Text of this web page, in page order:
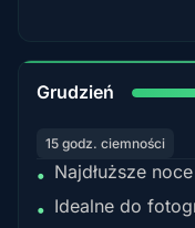
Grudzień
15 godz. ciemności
• Najdłuższe
• Idealne do